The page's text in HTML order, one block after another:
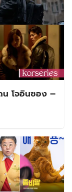
น โจอินซอง –